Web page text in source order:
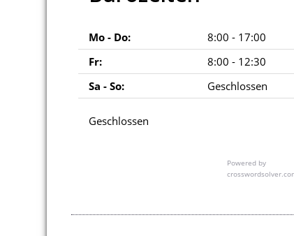
Mo - Do:
8:00 - 17:00
Fr:
8:00 - 12:30
Sa - So:
Geschlossen
Geschlossen
Powered by